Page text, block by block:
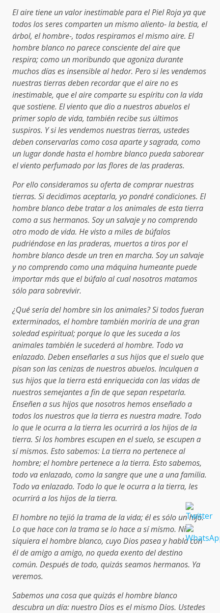
El aire tiene un valor inestimable para el Piel Roja ya que
todos los seres comparten un mismo aliento- la bestia, el
árbol, el hombre-, todos respiramos el mismo aire. El
hombre blanco no parece consciente del aire que
respira; como un moribundo que agoniza durante
muchos días es insensible al hedor. Pero si les vendemos
nuestras tierras deben recordar que el aire no es
inestimable, que el aire comparte su espíritu con la vida
que sostiene. El viento que dio a nuestros abuelos el
primer soplo de vida, también recibe sus últimos
suspiros. Y si les vendemos nuestras tierras, ustedes
deben conservarlas como cosa aparte y sagrada, como
un lugar donde hasta el hombre blanco pueda saborear
el viento perfumado por las flores de las praderas.
Por ello consideramos su oferta de comprar nuestras
tierras. Si decidimos aceptarla, yo pondré condiciones. El
hombre blanco debe tratar a los animales de esta tierra
como a sus hermanos. Soy un salvaje y no comprendo
otro modo de vida. He visto a miles de búfalos
pudriéndose en las praderas, muertos a tiros por el
hombre blanco desde un tren en marcha. Soy un salvaje
y no comprendo como una máquina humeante puede
importar más que el búfalo al cual nosotros matamos
sólo para sobrevivir.
¿Qué sería del hombre sin los animales? Si todos fueran
exterminados, el hombre también moriría de una gran
soledad espiritual; porque lo que les suceda a los
animales también le sucederá al hombre. Todo va
enlazado. Deben enseñarles a sus hijos que el suelo que
pisan son las cenizas de nuestros abuelos. Inculquen a
sus hijos que la tierra está enriquecida con las vidas de
nuestros semejantes a fin de que sepan respetarla.
Enseñen a sus hijos que nosotros hemos enseñado a
todos los nuestros que la tierra es nuestra madre. Todo
lo que le ocurra a la tierra les ocurrirá a los hijos de la
tierra. Si los hombres escupen en el suelo, se escupen a
sí mismos. Esto sabemos: La tierra no pertenece al
hombre; el hombre pertenece a la tierra. Esto sabemos,
todo va enlazado, como la sangre que une a una familia.
Todo va enlazado. Todo lo que le ocurra a la tierra, les
ocurrirá a los hijos de la tierra.
El hombre no tejió la trama de la vida; él es sólo un hijo.
Lo que hace con la trama se lo hace a sí mismo. Ni
siquiera el hombre blanco, cuyo Dios pasea y habla con
él de amigo a amigo, no queda exento del destino
común. Después de todo, quizás seamos hermanos. Ya
veremos.
Sabemos una cosa que quizás el hombre blanco
descubra un día: nuestro Dios es el mismo Dios. Ustedes